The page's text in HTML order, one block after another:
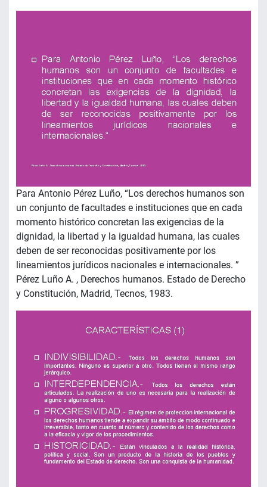
Para Antonio Pérez Luño, “Los derechos humanos son
un conjunto de facultades e instituciones que en cada
momento histórico concretan las exigencias de la
dignidad, la libertad y la igualdad humana, las cuales
deben de ser reconocidas positivamente por los
lineamientos jurídicos nacionales e internacionales. ”
Pérez Luño A. , Derechos humanos. Estado de Derecho
y Constitución, Madrid, Tecnos, 1983.